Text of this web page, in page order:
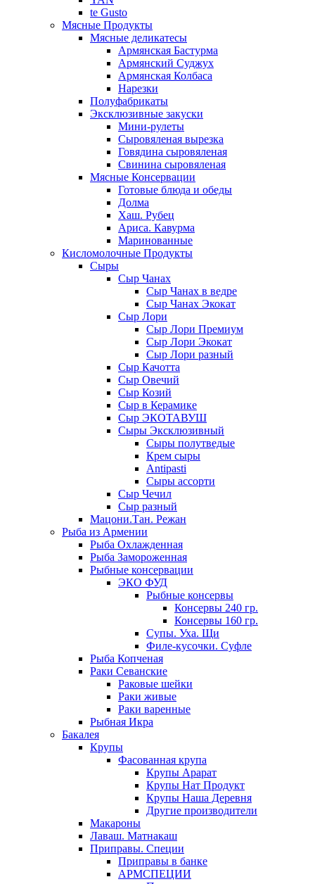
te Gusto
Мясные Продукты
Мясные деликатесы
Армянская Бастурма
Армянский Суджух
Армянская Колбаса
Нарезки
Полуфабрикаты
Эксклюзивные закуски
Мини-рулеты
Сыровяленая вырезка
Говядина сыровяленая
Свинина сыровяленая
Мясные Консервации
Готовые блюда и обеды
Долма
Хаш. Рубец
Ариса. Кавурма
Маринованные
Кисломолочные Продукты
Сыры
Сыр Чанах
Сыр Чанах в ведре
Сыр Чанах Экокат
Сыр Лори
Сыр Лори Премиум
Сыр Лори Экокат
Сыр Лори разный
Сыр Качотта
Сыр Овечий
Сыр Козий
Сыр в Керамике
Сыр ЭКОТАВУШ
Сыры Эксклюзивный
Сыры полутведые
Крем сыры
Antipasti
Сыры ассорти
Сыр Чечил
Сыр разный
Мацони.Тан. Режан
Рыба из Армении
Рыба Охлажденная
Рыба Замороженная
Рыбные консервации
ЭКО ФУД
Рыбные консервы
Консервы 240 гр.
Консервы 160 гр.
Супы. Уха. Щи
Филе-кусочки. Суфле
Рыба Копченая
Раки Севанские
Раковые шейки
Раки живые
Раки варенные
Рыбная Икра
Бакалея
Крупы
Фасованная крупа
Крупы Арарат
Крупы Нат Продукт
Крупы Наша Деревня
Другие производители
Макароны
Лаваш. Матнакаш
Приправы. Специи
Приправы в банке
АРМСПЕЦИИ